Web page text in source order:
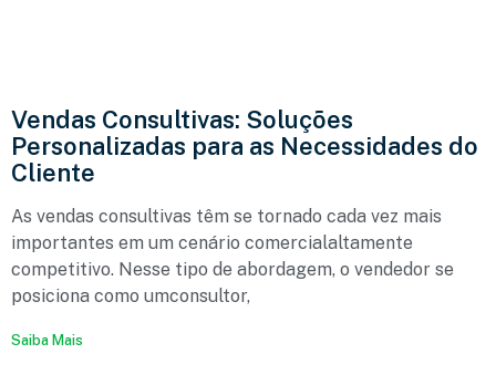
Vendas Consultivas: Soluções
Personalizadas para as Necessidades do
Cliente
As vendas consultivas têm se tornado cada vez mais
importantes em um cenário comercialaltamente
competitivo. Nesse tipo de abordagem, o vendedor se
posiciona como umconsultor,
Saiba Mais